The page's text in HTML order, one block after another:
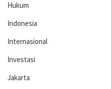
Hukum
Indonesia
Internasional
Investasi
Jakarta